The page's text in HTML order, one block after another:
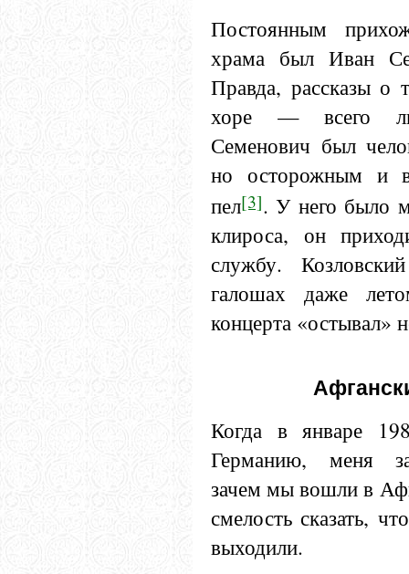
Постоянным
храма был Иван
Правда, рассказы
хоре — всего
Семенович был
но осторожным и
пел[3]. У него было
клироса, он
службу.
галошах даже
концерта «остывал»
Когда в январе
Германию, меня
зачем мы вошли в
смелость сказать,
выходили.